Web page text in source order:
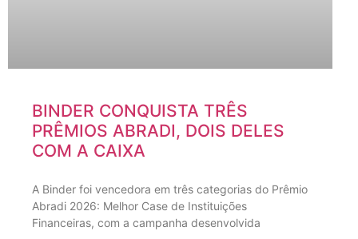
BINDER CONQUISTA TRÊS
PRÊMIOS ABRADI, DOIS DELES
COM A CAIXA
A Binder foi vencedora em três categorias do Prêmio
Abradi 2026: Melhor Case de Instituições
Financeiras, com a campanha desenvolvida